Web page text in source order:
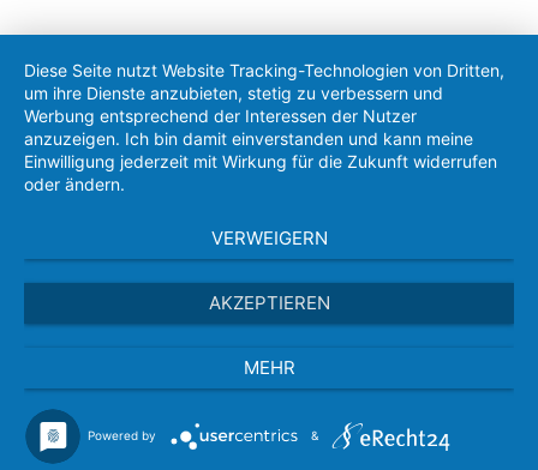
Diese Seite nutzt Website Tracking-Technologien von Dritten,
um ihre Dienste anzubieten, stetig zu verbessern und
Werbung entsprechend der Interessen der Nutzer
anzuzeigen. Ich bin damit einverstanden und kann meine
Einwilligung jederzeit mit Wirkung für die Zukunft widerrufen
oder ändern.
VERWEIGERN
AKZEPTIEREN
MEHR
Powered by &